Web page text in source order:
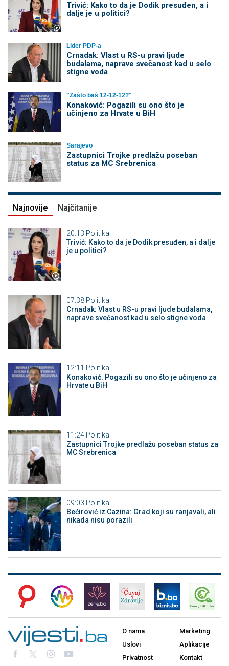
Trivić: Kako to da je Dodik presuđen, a i
dalje je u politici?
Lider PDP-a
Crnadak: Vlast u RS-u pravi ljude
budalama, naprave svečanost kad u selo
stigne voda
"Zašto baš 12-12-12?"
Konaković: Pogazili su ono što je
učinjeno za Hrvate u BiH
Sarajevo
Zastupnici Trojke predlažu poseban
status za MC Srebrenica
Najnovije Najčitanije
20:13 Politika
Trivić: Kako to da je Dodik presuđen, a i dalje
je u politici?
07:38 Politika
Crnadak: Vlast u RS-u pravi ljude budalama,
naprave svečanost kad u selo stigne voda
12:11 Politika
Konaković: Pogazili su ono što je učinjeno za
Hrvate u BiH
11:24 Politika
Zastupnici Trojke predlažu poseban status za
MC Srebrenica
09:03 Politika
Bećirović iz Cazina: Grad koji su ranjavali, ali
nikada nisu porazili
O nama
Uslovi
Privatnost
Marketing
Aplikacije
Kontakt